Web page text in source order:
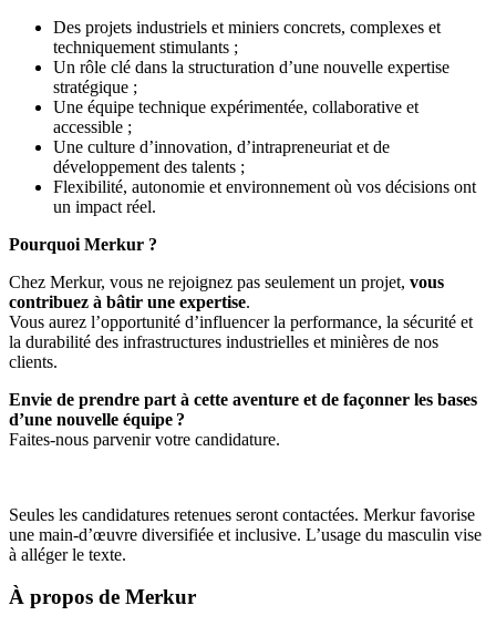
Des projets industriels et miniers concrets, complexes et
techniquement stimulants ;
Un rôle clé dans la structuration d’une nouvelle expertise
stratégique ;
Une équipe technique expérimentée, collaborative et
accessible ;
Une culture d’innovation, d’intrapreneuriat et de
développement des talents ;
Flexibilité, autonomie et environnement où vos décisions ont
un impact réel.
Pourquoi Merkur ?
Chez Merkur, vous ne rejoignez pas seulement un projet, vous
contribuez à bâtir une expertise.
Vous aurez l’opportunité d’influencer la performance, la sécurité et
la durabilité des infrastructures industrielles et minières de nos
clients.
Envie de prendre part à cette aventure et de façonner les bases
d’une nouvelle équipe ?
Faites-nous parvenir votre candidature.
Seules les candidatures retenues seront contactées. Merkur favorise
une main-d’œuvre diversifiée et inclusive. L’usage du masculin vise
à alléger le texte.
À propos de Merkur